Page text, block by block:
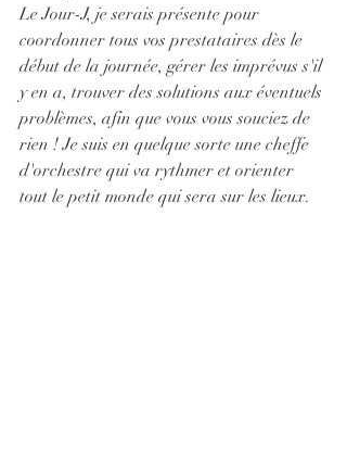
Le Jour-J, je serais présente pour
coordonner tous vos prestataires dès le
début de la journée, gérer les imprévus s'il
y en a, trouver des solutions aux éventuels
problèmes, afin que vous vous souciez de
rien ! Je suis en quelque sorte une cheffe
d'orchestre qui va rythmer et orienter
tout le petit monde qui sera sur les lieux.